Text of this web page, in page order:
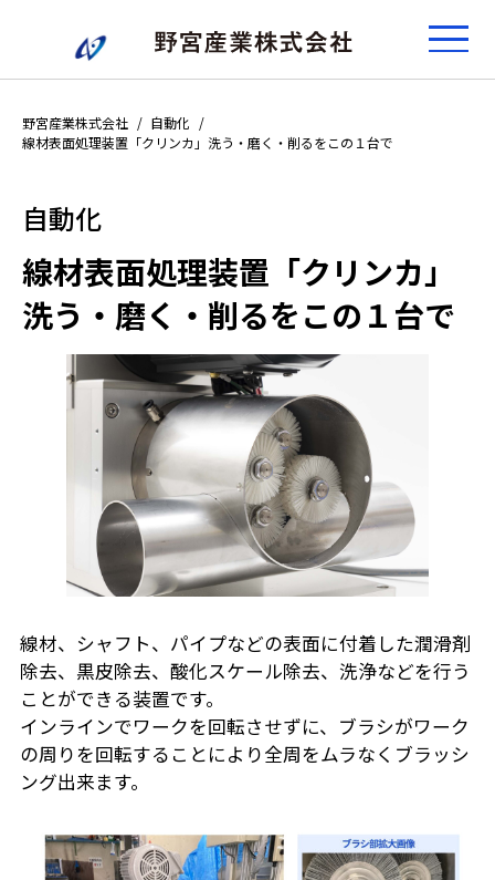
野宮産業株式会社
自動化
線材表面処理装置「クリンカ」洗う・磨く・削るをこの１台で
自動化
線材表面処理装置「クリンカ」
洗う・磨く・削るをこの１台で
線材、シャフト、パイプなどの表面に付着した潤滑剤
除去、黒皮除去、酸化スケール除去、洗浄などを行う
ことができる装置です。
インラインでワークを回転させずに、ブラシがワーク
の周りを回転することにより全周をムラなくブラッシ
ング出来ます。